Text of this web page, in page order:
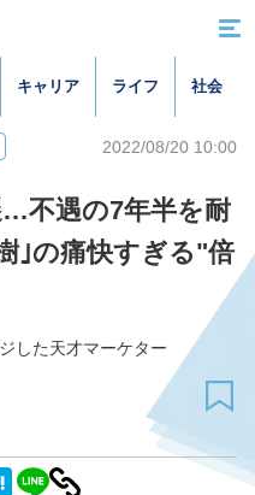
キャリア ライフ 社会
2022/08/20 10:00
不遇の7年半を耐
｣の痛快すぎる"倍
した天才マーケター